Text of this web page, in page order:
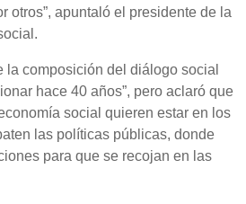
otros”, apuntaló el presidente de la
la composición del diálogo social
hace 40 años”, pero aclaró que
social quieren estar en los
las políticas públicas, donde
para que se recojan en las